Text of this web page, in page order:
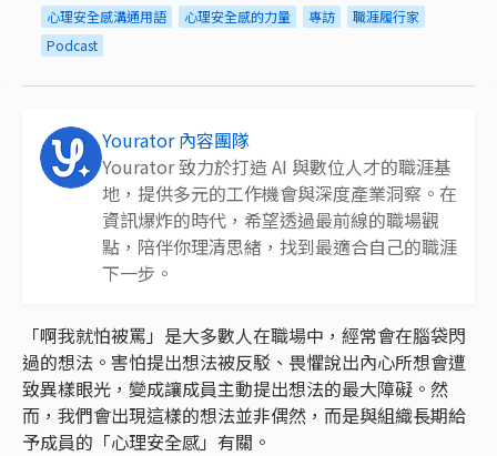
心理安全感溝通用語
心理安全感的力量 專訪
職涯履行家
Podcast
Yourator 內容團隊
Yourator 致力於打造 AI 與數位人才的職涯基
地，提供多元的工作機會與深度產業洞察。在
資訊爆炸的時代，希望透過最前線的職場觀
點，陪伴你理清思緒，找到最適合自己的職涯
下一步。
「啊我就怕被罵」是大多數人在職場中，經常會在腦袋閃
過的想法。害怕提出想法被反駁、畏懼說出內心所想會遭
致異樣眼光，變成讓成員主動提出想法的最大障礙。然
而，我們會出現這樣的想法並非偶然，而是與組織長期給
予成員的「心理安全感」有關。